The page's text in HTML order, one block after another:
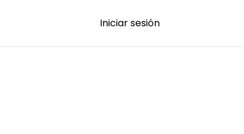
Iniciar sesión